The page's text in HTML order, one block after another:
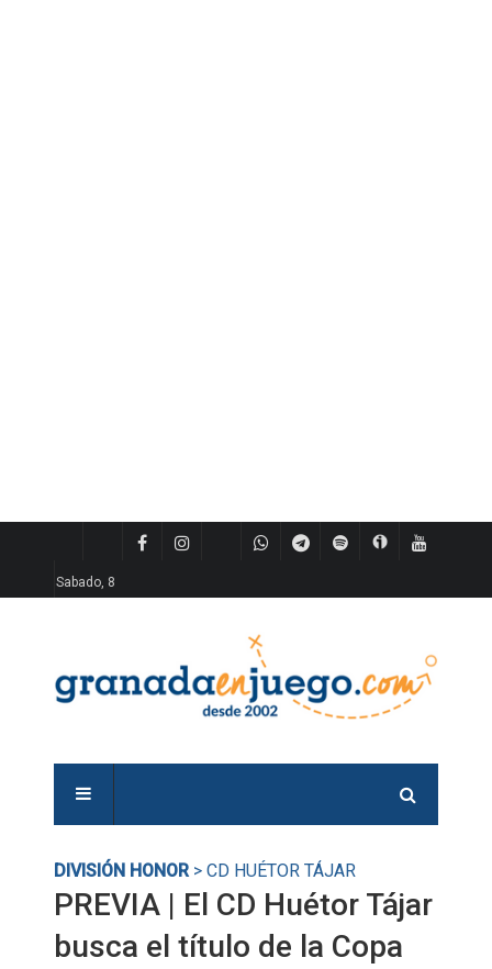
Sabado, 8
DIVISIÓN HONOR> CD HUÉTOR TÁJAR
PREVIA | El CD Huétor Tájar
busca el título de la Copa